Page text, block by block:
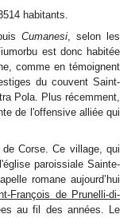
habitants.
Cumanesi, selon les
est donc habitée
comme en témoignent
du couvent Saint-
Pola. Plus récemment,
de l'offensive alliée qui
Corse. Ce village, qui
paroissiale Sainte-
romane aujourd’hui
François de Prunelli-di-
au fil des années. Le